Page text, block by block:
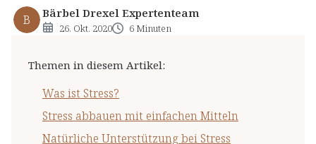
B Bärbel Drexel Expertenteam
26. Okt. 2020 6 Minuten
Themen in diesem Artikel:
Was ist Stress?
Stress abbauen mit einfachen Mitteln
Natürliche Unterstützung bei Stress